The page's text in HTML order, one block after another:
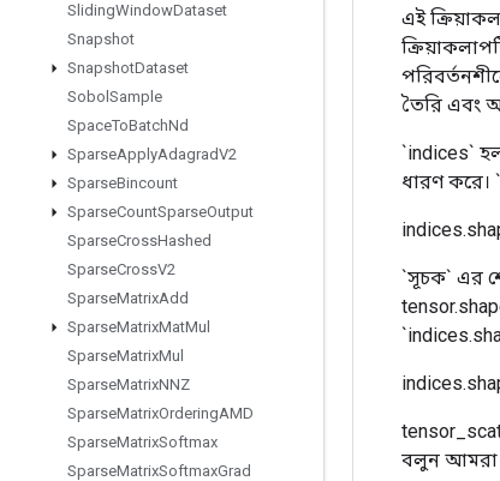
SlidingWindowDataset
Snapshot
SnapshotDataset
Sobol Sample
SpaceToBatchNd
SparseApplyAdagradV2
SparseBincount
SparseCountSparseOutput
SparseCrossHashed
SparseCrossV2
SparseMatrixAdd
SparseMatrixMatMul
SparseMatrixMul
SparseMatrixNNZ
SparseMatrixOrderingAMD
SparseMatrixSoftmax
SparseMatrixSoftmaxGrad
এই
তৈরি এবং
`indices`
ধারণ করে।
`সূচক` এর
বলুন আমরা